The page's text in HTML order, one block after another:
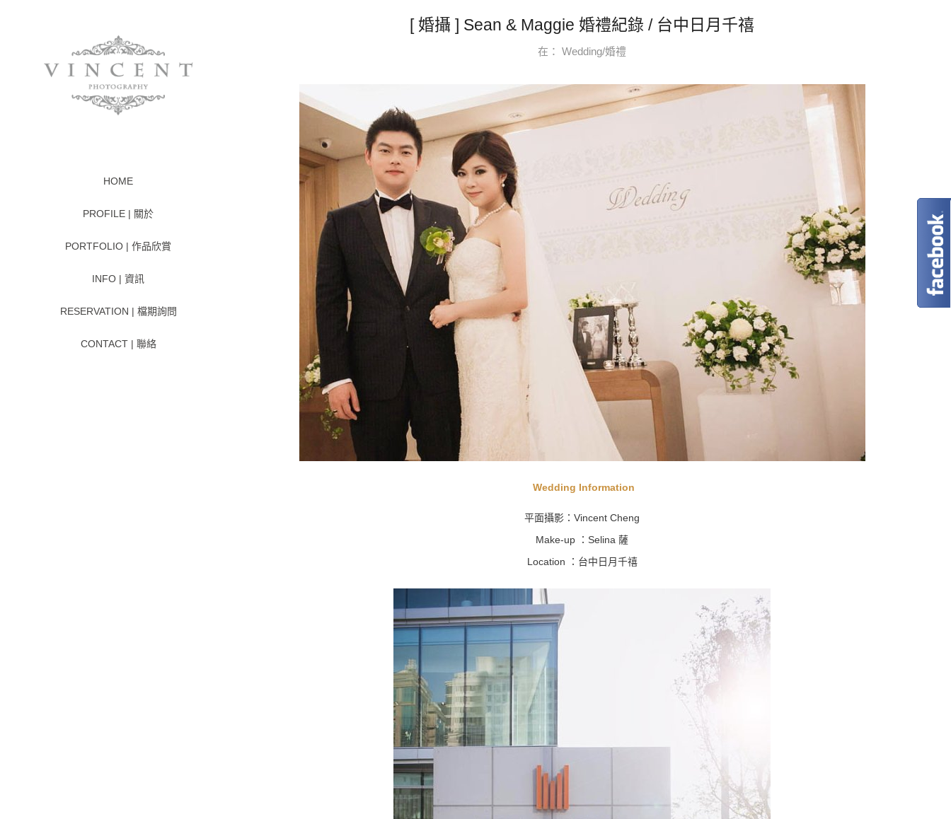
HOME
PROFILE | 關於
PORTFOLIO | 作品欣賞
INFO | 資訊
RESERVATION | 檔期詢問
CONTACT | 聯絡
[ 婚攝 ] Sean & Maggie 婚禮紀錄 / 台中日月千禧
在： Wedding/婚禮
Wedding Information
平面攝影：Vincent Cheng
Make-up ：Selina 薩
Location ：台中日月千禧